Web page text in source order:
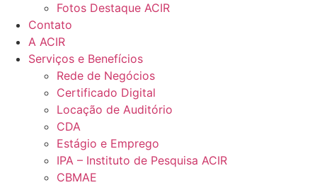
Fotos Destaque ACIR
Contato
A ACIR
Serviços e Benefícios
Rede de Negócios
Certificado Digital
Locação de Auditório
CDA
Estágio e Emprego
IPA – Instituto de Pesquisa ACIR
CBMAE